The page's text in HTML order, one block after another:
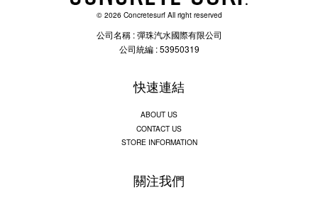
© 2026 Concretesurf All right reserved
公司名稱 : 彈珠汽水國際有限公司
公司統編 : 53950319
快速連結
ABOUT US
CONTACT US
STORE INFORMATION
關注我們